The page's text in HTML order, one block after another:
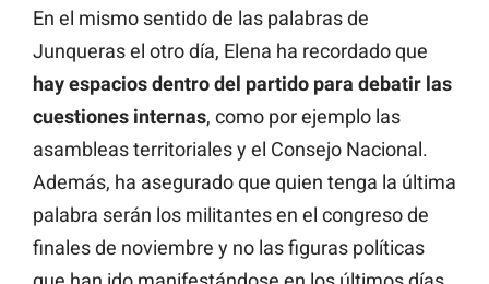
En el mismo sentido de las palabras de
Junqueras el otro día, Elena ha recordado que
hay espacios dentro del partido para debatir las
cuestiones internas, como por ejemplo las
asambleas territoriales y el Consejo Nacional.
Además, ha asegurado que quien tenga la última
palabra serán los militantes en el congreso de
finales de noviembre y no las figuras políticas